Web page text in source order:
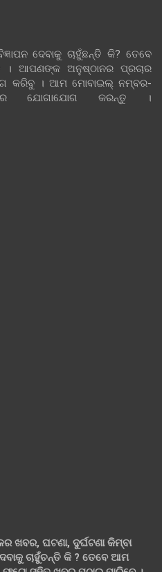
ଦେବାକୁ ଚାହୁଁଛନ୍ତି କି? ତେବେ
ଆପଣଙ୍କ ଅନୁଷ୍ଠାନର ପ୍ରଚାର
କରିବୁ । ଆମ ମୋବାଇଲ୍ ନମ୍ବର-
ଯୋଗାଯୋଗ କରନ୍ତୁ ।
ଘଟଣା, ଦୁର୍ଘଟଣା କିମ୍ବା
ଚାହୁଁଚନ୍ତି କି ? ତେବେ ଆମ